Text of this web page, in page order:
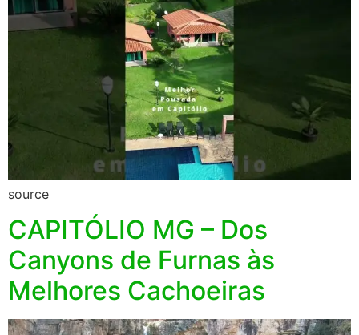
source
CAPITÓLIO MG – Dos
Canyons de Furnas às
Melhores Cachoeiras